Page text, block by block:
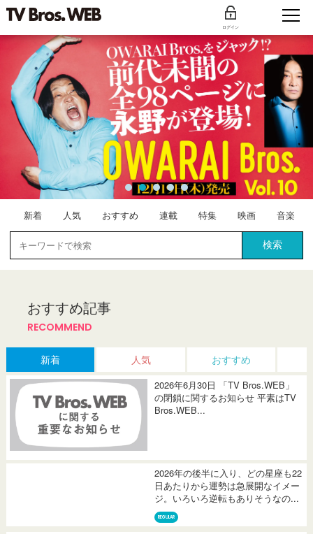
ログイン
新着 人気 おすすめ 連載 特集 映画 音楽
検索
おすすめ記事
RECOMMEND
新着 人気 おすすめ
2026年6月30日 「TV Bros.WEB」
の閉鎖に関するお知らせ 平素はTV
Bros.WEB...
2026年の後半に入り、どの星座も22
日あたりから運勢は急展開なイメー
ジ。いろいろ逆転もありそうなの...
REGULAR